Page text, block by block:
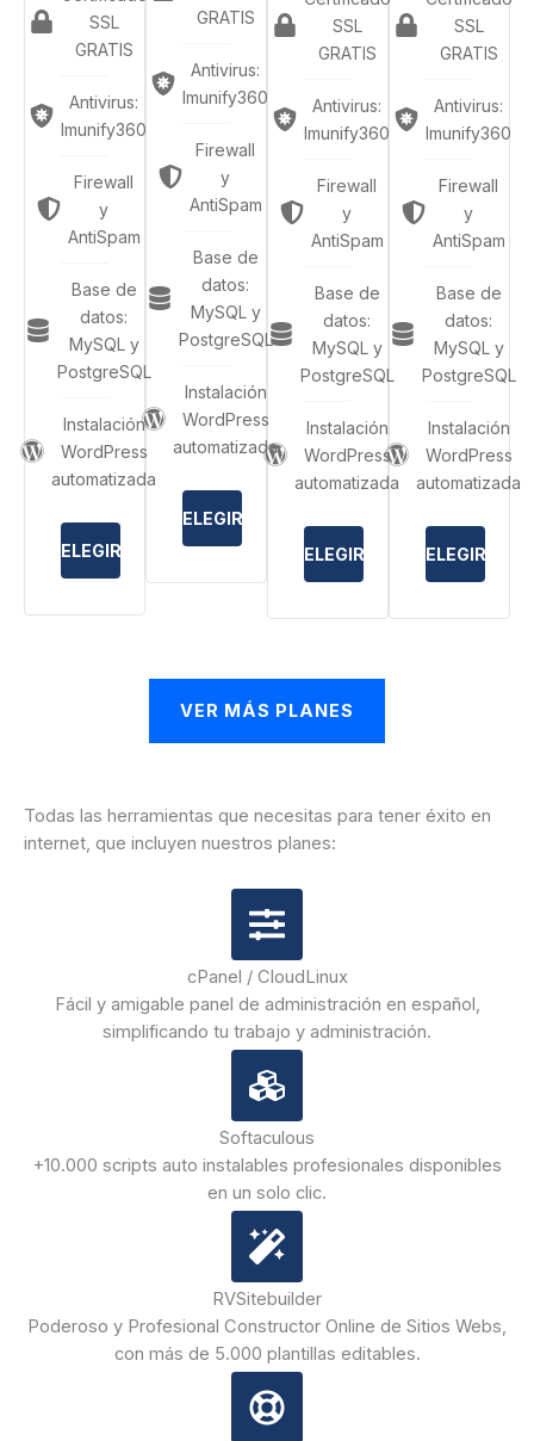
SSL
GRATIS
Antivirus:
Imunify360
Firewall
y
AntiSpam
Base de
datos:
MySQL y
PostgreSQL
Instalación
WordPress
automatizada
ELEGIR
GRATIS
Antivirus:
Imunify360
Firewall
y
AntiSpam
Base de
datos:
MySQL y
PostgreSQL
Instalación
WordPress
automatizada
ELEGIR
SSL
GRATIS
Antivirus:
Imunify360
Firewall
y
AntiSpam
Base de
datos:
MySQL y
PostgreSQL
Instalación
WordPress
automatizada
ELEGIR
SSL
GRATIS
Antivirus:
Imunify360
Firewall
y
AntiSpam
Base de
datos:
MySQL y
PostgreSQL
Instalación
WordPress
automatizada
ELEGIR
VER MÁS PLANES
Todas las herramientas que necesitas para tener éxito en
internet, que incluyen nuestros planes:
cPanel / CloudLinux
Fácil y amigable panel de administración en español,
simplificando tu trabajo y administración.
Softaculous
+10.000 scripts auto instalables profesionales disponibles
en un solo clic.
RVSitebuilder
Poderoso y Profesional Constructor Online de Sitios Webs,
con más de 5.000 plantillas editables.